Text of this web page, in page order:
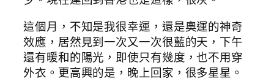
這個月，不知是我很幸運，還是奧運的神奇
效應，居然見到一次又一次很藍的天，下午
還有暖和的陽光，即使只有幾度，也不用穿
外衣。更高興的是，晚上回家，很多星星。